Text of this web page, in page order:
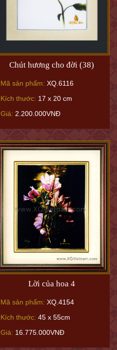
Chút hương cho đời (38)
Mã sản phẩm: XQ.6116
Kích thước: 17 x 20 cm
Giá: 2.200.000VNĐ
Lời của hoa 4
Mã sản phẩm: XQ.4154
Kích thước: 45 x 55cm
Giá: 16.775.000VNĐ